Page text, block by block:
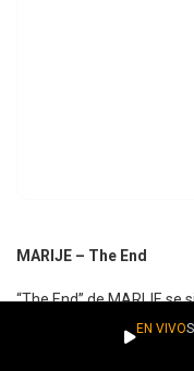
MARIJE – The End
“The End” de MARIJE
una herida deja deEN VIVO